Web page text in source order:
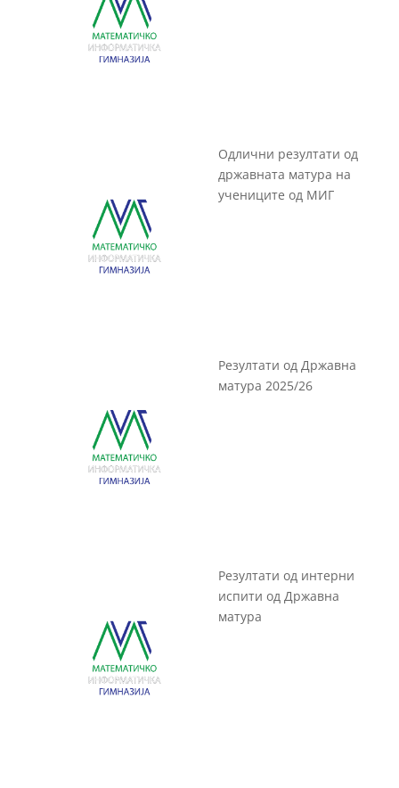
Одлични резултати од
државната матура на
учениците од МИГ
Резултати од Државна
матура 2025/26
Резултати од интерни
испити од Државна
матура